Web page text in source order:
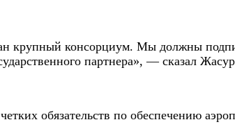
крупный консорциум. Мы должны
партнера», — сказал
обязательств по обеспечению